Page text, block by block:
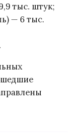
тыс. штук;
— 6 тыс.